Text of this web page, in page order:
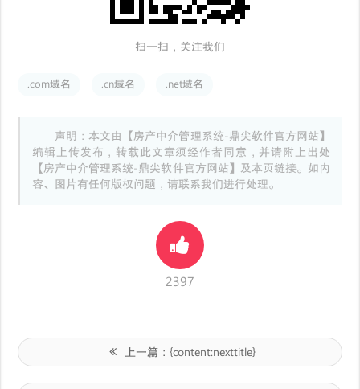
扫一扫，关注我们
.com域名 .cn域名 .net域名
声明：本文由【房产中介管理系统-鼎尖软件官方网站】
编辑上传发布，转载此文章须经作者同意，并请附上出处
【房产中介管理系统-鼎尖软件官方网站】及本页链接。如内
容、图片有任何版权问题，请联系我们进行处理。
2397
上一篇： {content:nexttitle}